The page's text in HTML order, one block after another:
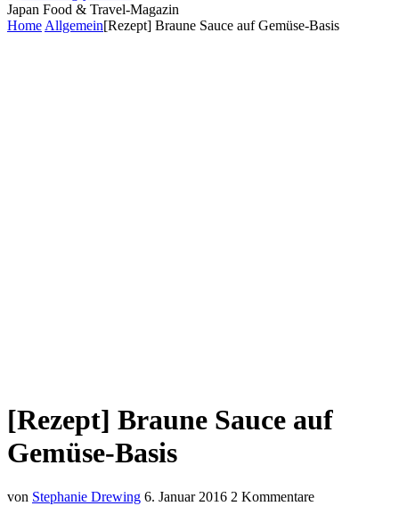
Japan Food & Travel-Magazin
Home Allgemein[Rezept] Braune Sauce auf Gemüse-Basis
[Rezept] Braune Sauce auf
Gemüse-Basis
von Stephanie Drewing 6. Januar 2016 2 Kommentare